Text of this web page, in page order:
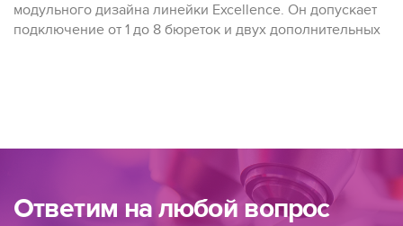
модульного дизайна линейки Excellence. Он допускает
подключение от 1 до 8 бюреток и двух дополнительных
Ответим на любой вопрос